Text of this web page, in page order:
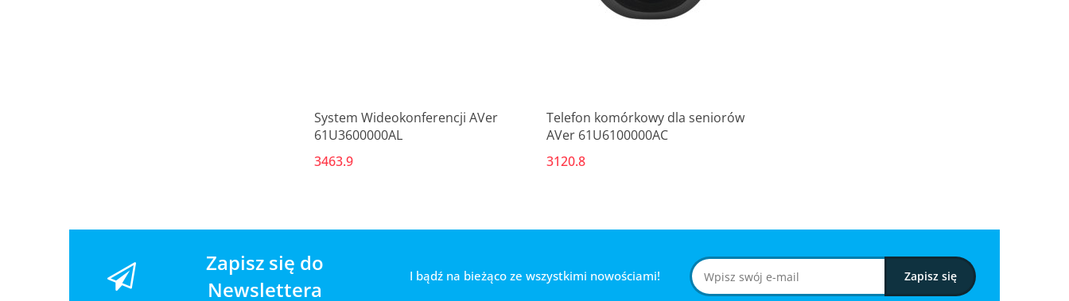
Produkt niedostępny
System Wideokonferencji AVer
61U3600000AL
3463.9
Produkt niedostępny
Telefon komórkowy dla seniorów
AVer 61U6100000AC
3120.8
Zapisz się do
Newslettera
I bądź na bieżąco ze wszystkimi nowościami!